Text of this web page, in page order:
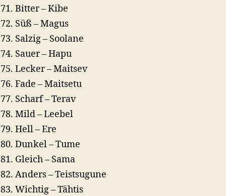
Bitter – Kibe
Süß – Magus
Salzig – Soolane
Sauer – Hapu
Lecker – Maitsev
Fade – Maitsetu
Scharf – Terav
Mild – Leebel
Hell – Ere
Dunkel – Tume
Gleich – Sama
Anders – Teistsugune
Wichtig – Tähtis